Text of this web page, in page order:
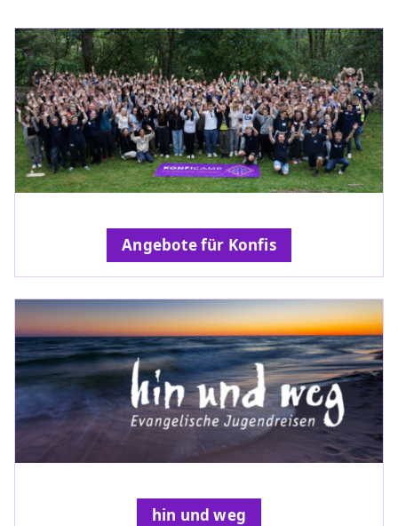
Angebote für Konfis
hin und weg